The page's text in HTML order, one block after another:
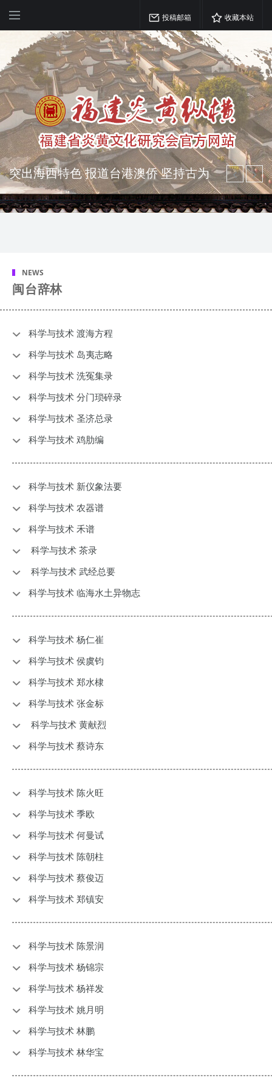
投稿邮箱 收藏本站
突出海西特色 报道台港澳侨 坚持古为
今用 力求雅俗共赏
弘扬优秀文化 振奋民族精神 介绍民族
瑰宝 宣传中华精英
NEWS
闽台辞林
科学与技术 渡海方程
科学与技术 岛夷志略
科学与技术 洗冤集录
科学与技术 分门琐碎录
科学与技术 圣济总录
科学与技术 鸡肋编
科学与技术 新仪象法要
科学与技术 农器谱
科学与技术 禾谱
科学与技术 茶录
科学与技术 武经总要
科学与技术 临海水土异物志
科学与技术 杨仁崔
科学与技术 侯虞钧
科学与技术 郑水棣
科学与技术 张金标
科学与技术 黄献烈
科学与技术 蔡诗东
科学与技术 陈火旺
科学与技术 季欧
科学与技术 何曼试
科学与技术 陈朝柱
科学与技术 蔡俊迈
科学与技术 郑镇安
科学与技术 陈景润
科学与技术 杨锦宗
科学与技术 杨祥发
科学与技术 姚月明
科学与技术 林鹏
科学与技术 林华宝